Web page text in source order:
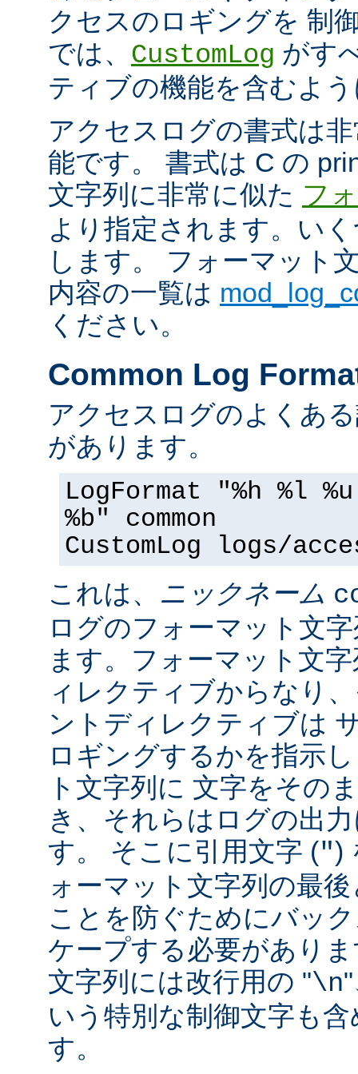
クセスのロギングを 制
では、 CustomLog がす
ティブの機能を含むよ
アクセスログの書式は
能です。 書式は C の
文字列に非常に似た フ
より指定されます。い
します。 フォーマット
内容の一覧は
ください。
Common Log
アクセスログのよくあ
があります。
LogFormat "%h %l
%b" common
CustomLog logs/
これは、 ニックネーム
ログのフォーマット文
ます。フォーマット文
ィレクティブからなり
ントディレクティブは
ロギングするかを指示
ト文字列に 文字をその
き、それらはログの出
す。 そこに引用文字 (")
ォーマット文字列の最
ことを防ぐためにバッ
ケープする必要があり
文字列には改行用の "\n
いう特別な制御文字も
す。